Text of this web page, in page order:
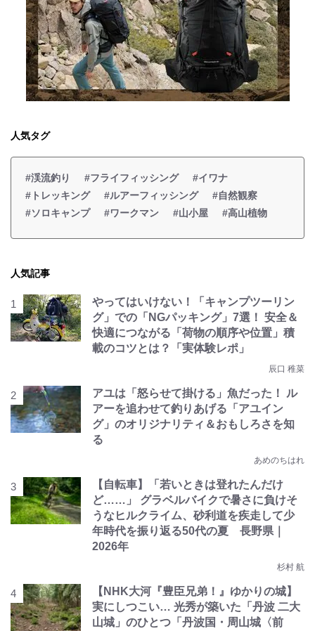
人気タグ
#渓流釣り #フライフィッシング
#イワナ
#トレッキング
#ルアーフィッシング
#自然観察
#ソロキャンプ
#ワークマン #山小屋 #高山植物
人気記事
やってはいけない！「キャンプツーリン
グ」での「NGパッキング」7選！ 安全＆
快適につながる「荷物の順序や位置」積
載のコツとは？「実体験レポ」
辰口 稚菜
アユは「怒らせて掛ける」魚だった！ ル
アーを追わせて釣りあげる「アユイン
グ」のオリジナリティ＆おもしろさを知
る
あめのちはれ
【自転車】「若いときは登れたんだけ
ど……」 グラベルバイクで暑さに負けそ
うなヒルクライム、砂利道を疾走して少
年時代を振り返る50代の夏 長野県｜
2026年
杉村 航
【NHK大河『豊臣兄弟！』ゆかりの城】
実にしつこい… 光秀が築いた「丹波 二大
山城」のひとつ「丹波国・周山城〈前